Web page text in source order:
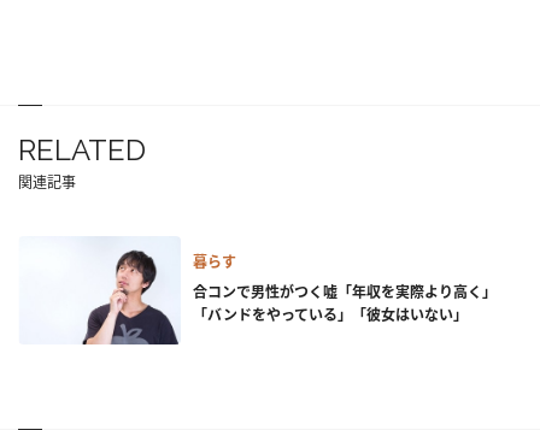
RELATED
関連記事
暮らす
合コンで男性がつく嘘「年収を実際より高く」
「バンドをやっている」「彼女はいない」